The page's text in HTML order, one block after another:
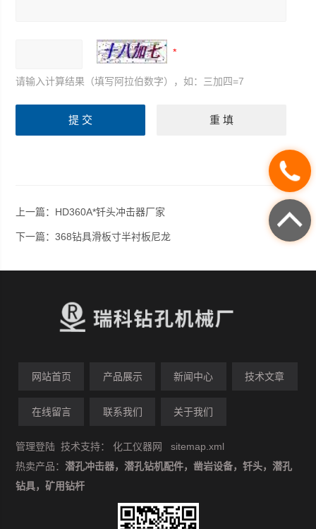
请输入计算结果（填写阿拉伯数字），如：三加四=7
上一篇： HD360A*钎头冲击器厂家
下一篇：368钻具滑板寸半衬板尼龙
网站首页 产品展示 新闻中心 技术文章
在线留言 联系我们 关于我们
管理登陆 技术支持：化工仪器网
sitemap.xml
热卖产品：潜孔冲击器，潜孔钻机配件，凿岩设备，钎头，潜孔
钻具，矿用钻杆